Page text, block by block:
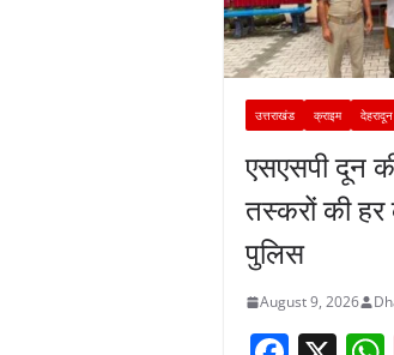
उत्तराखंड क्राइम देहरादून
एसएसपी दून
तस्करों की
पुलिस
August 9, 2026